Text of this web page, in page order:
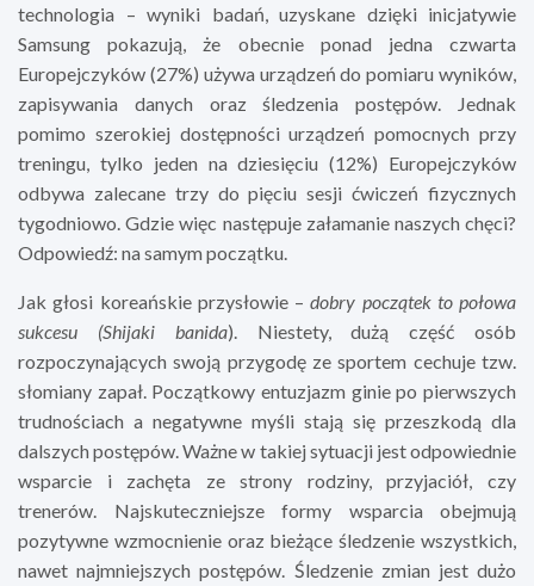
technologia – wyniki badań, uzyskane dzięki inicjatywie
Samsung pokazują, że obecnie ponad jedna czwarta
Europejczyków (27%) używa urządzeń do pomiaru wyników,
zapisywania danych oraz śledzenia postępów. Jednak
pomimo szerokiej dostępności urządzeń pomocnych przy
treningu, tylko jeden na dziesięciu (12%) Europejczyków
odbywa zalecane trzy do pięciu sesji ćwiczeń fizycznych
tygodniowo. Gdzie więc następuje załamanie naszych chęci?
Odpowiedź: na samym początku.
Jak głosi koreańskie przysłowie –dobry początek to połowa
sukcesu (Shijaki banida). Niestety, dużą część osób
rozpoczynających swoją przygodę ze sportem cechuje tzw.
słomiany zapał. Początkowy entuzjazm ginie po pierwszych
trudnościach a negatywne myśli stają się przeszkodą dla
dalszych postępów. Ważne w takiej sytuacji jest odpowiednie
wsparcie i zachęta ze strony rodziny, przyjaciół, czy
trenerów. Najskuteczniejsze formy wsparcia obejmują
pozytywne wzmocnienie oraz bieżące śledzenie wszystkich,
nawet najmniejszych postępów. Śledzenie zmian jest dużo